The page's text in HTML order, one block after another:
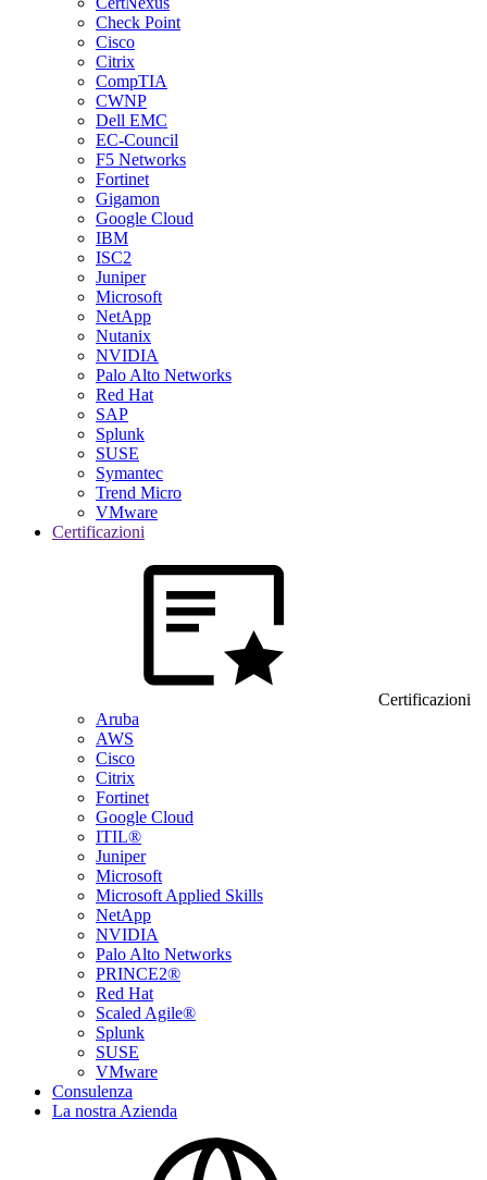
Check Point
Cisco
Citrix
CompTIA
CWNP
Dell EMC
EC-Council
F5 Networks
Fortinet
Gigamon
Google Cloud
IBM
ISC2
Juniper
Microsoft
NetApp
Nutanix
NVIDIA
Palo Alto Networks
Red Hat
SAP
Splunk
SUSE
Symantec
Trend Micro
VMware
Certificazioni
Certificazioni
Aruba
AWS
Cisco
Citrix
Fortinet
Google Cloud
ITIL®
Juniper
Microsoft
Microsoft Applied Skills
NetApp
NVIDIA
Palo Alto Networks
PRINCE2®
Red Hat
Scaled Agile®
Splunk
SUSE
VMware
Consulenza
La nostra Azienda